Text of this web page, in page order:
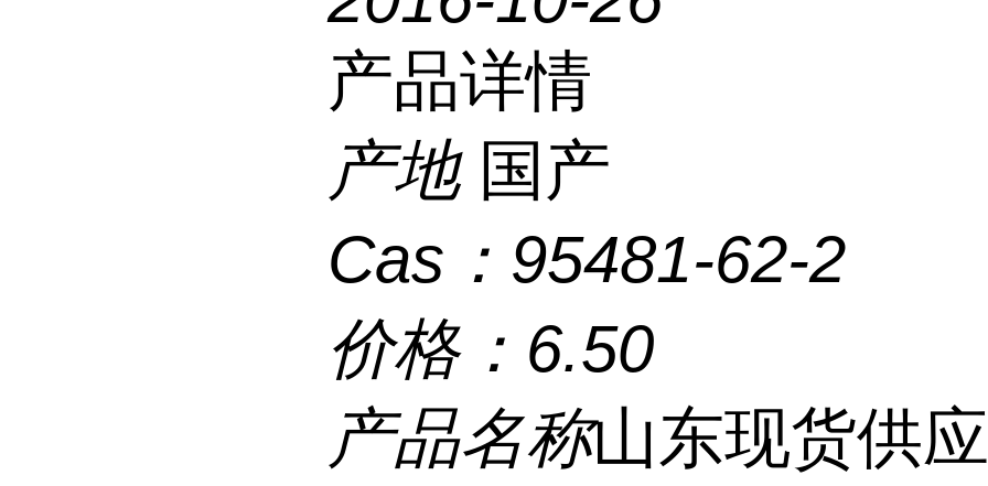
产品详情
产地 国产
Cas： 95481-62-2
价格： 6.50
产品名称山东现货供